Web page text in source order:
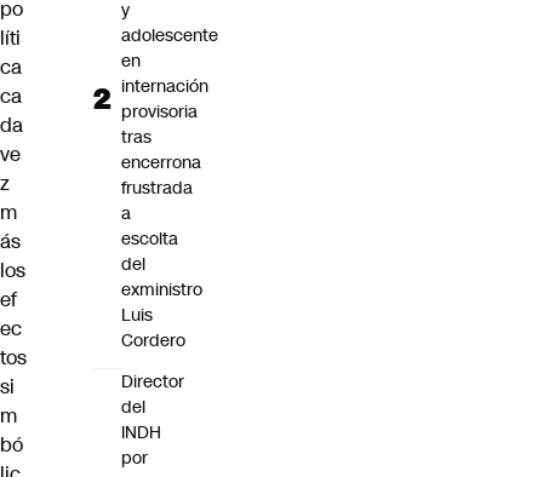
po
líti
ca
ca
da
ve
z
m
ás
los
ef
ec
tos
si
m
bó
y
adolescente
en
internación
provisoria
tras
encerrona
frustrada
a
escolta
del
exministro
Luis
Cordero
Director
del
INDH
por